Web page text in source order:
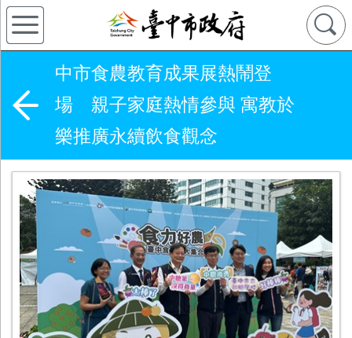
中市食農教育成果展熱鬧登
場 親子家庭熱情參與 寓教於
樂推廣永續飲食觀念